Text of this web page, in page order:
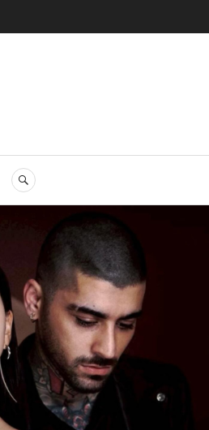
SEARCH